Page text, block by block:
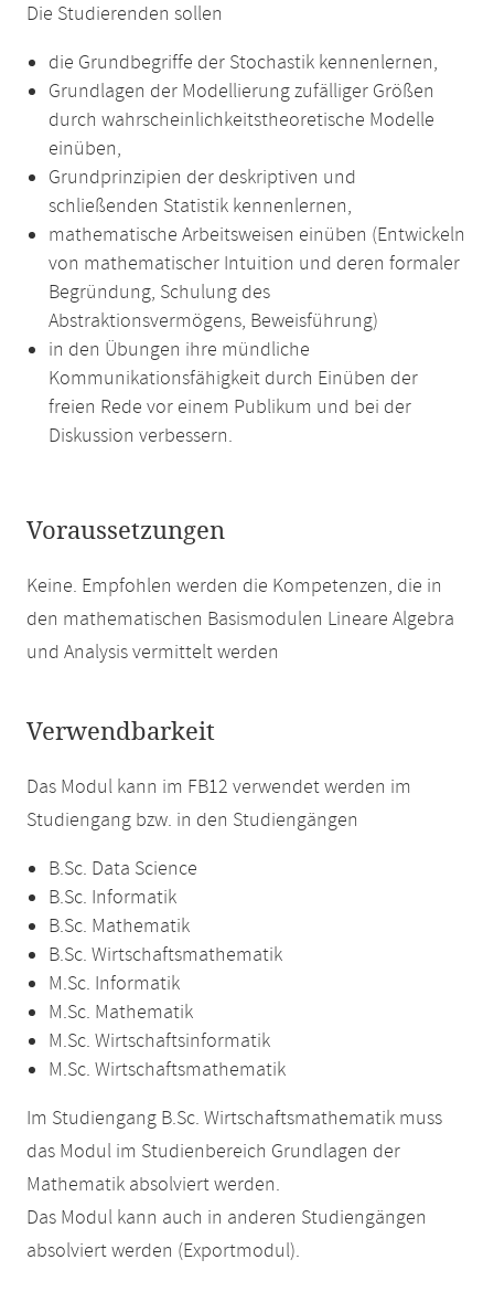
Die Studierenden sollen
die Grundbegriffe der Stochastik kennenlernen,
Grundlagen der Modellierung zufälliger Größen
durch wahrscheinlichkeitstheoretische Modelle
einüben,
Grundprinzipien der deskriptiven und
schließenden Statistik kennenlernen,
mathematische Arbeitsweisen einüben (Entwickeln
von mathematischer Intuition und deren formaler
Begründung, Schulung des
Abstraktionsvermögens, Beweisführung)
in den Übungen ihre mündliche
Kommunikationsfähigkeit durch Einüben der
freien Rede vor einem Publikum und bei der
Diskussion verbessern.
Voraussetzungen
Keine. Empfohlen werden die Kompetenzen, die in
den mathematischen Basismodulen Lineare Algebra
und Analysis vermittelt werden
Verwendbarkeit
Das Modul kann im FB12 verwendet werden im
Studiengang bzw. in den Studiengängen
B.Sc. Data Science
B.Sc. Informatik
B.Sc. Mathematik
B.Sc. Wirtschaftsmathematik
M.Sc. Informatik
M.Sc. Mathematik
M.Sc. Wirtschaftsinformatik
M.Sc. Wirtschaftsmathematik
Im Studiengang B.Sc. Wirtschaftsmathematik muss
das Modul im Studienbereich Grundlagen der
Mathematik absolviert werden.
Das Modul kann auch in anderen Studiengängen
absolviert werden (Exportmodul).